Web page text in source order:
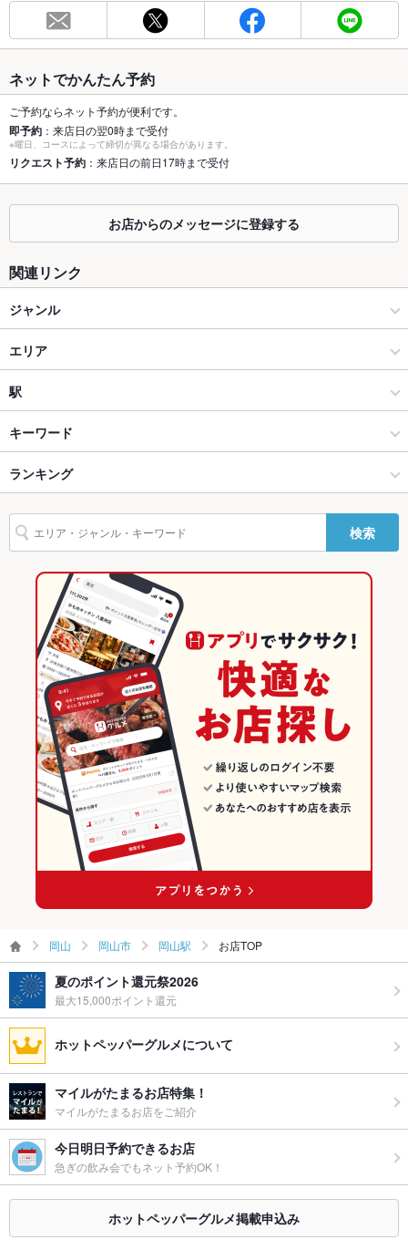
総席数
70席(デート、会社宴会、同窓会、女子会など様々なシーンに是
容人数
個室 あり ：会社宴会/同窓会/合コン/女子会と様々なシーンに◎
座敷 なし
掘りごたつ なし
貸切 貸切可 ：要相談、18名様以上。
設備
Wi-Fi
バリアフリ
ー
なし ：お手伝いが必要な際はお気軽にご連絡ください。お困り
の際はスタッフまでお気軽にお申し付けください。
駐車場
その他設備 －
その他
あり ：120分[飲放]コース4000円・5000円・6000円他もあり。
全て税込価格です♪
食べ放題
なし ：アラカルト又はコースでのご提供になります。当店自慢
の料理の数々を存分にお楽しみください。
カクテル充実、焼酎充実、日本酒充実
お子様連れ お子様連れOK ：個室のためお子様とお楽しみいただけます。
ウェディン
グパーティ
ー二次会
ご相談ください。
－
ネットでかんたん予約
ご予約ならネット予約が便利です。
即予約 ：来店日の翌0時まで受付
※曜日、コースによって締切が異なる場合があります。
リクエスト予約 ：来店日の前日17時まで受付
お店からのメッセージに登録する
関連リンク
ジャンル
居酒屋
海鮮
岡山市 × 居酒屋
岡山市 × 海鮮
岡山駅 × 居酒屋
岡山駅 × 海鮮
しゃぶしゃぶ・すき焼き
岡山市 × 和食
岡山市 × しゃぶしゃぶ・すき焼き
岡山駅 × 和食
岡山駅 × しゃぶしゃぶ・すき焼き
エリア
岡山駅
岡山駅 × 居酒屋
岡山駅 × 海鮮
岡山駅 × 和食
岡山駅 × しゃぶしゃぶ・すき焼き
岡山 × 居酒屋
岡山 × 海鮮
岡山 × 和食
岡山 × しゃぶしゃぶ・すき焼き
駅
岡山駅
岡山駅前駅
西川緑道公園駅
キーワード
卵焼き 手羽先
天ぷら レバー 牛タン タッカンマリ つけ麺
ランキング
岡山のグルメランキング
岡山の居酒屋ランキング
岡山の海鮮ランキング
岡山市のグルメランキング
岡山市の居酒屋ランキング
岡山市の海鮮ランキング
岡山駅のグルメランキング
岡山駅の居酒屋ランキング
岡山駅の海鮮ランキング
検索
岡山 岡山市 岡山駅 お店TOP
夏のポイント還元祭2026
最大15,000ポイント還元
ホットペッパーグルメについて
マイルがたまるお店特集！
マイルがたまるお店をご紹介
今日明日予約できるお店
急ぎの飲み会でもネット予約OK！
ホットペッパーグルメ掲載申込み